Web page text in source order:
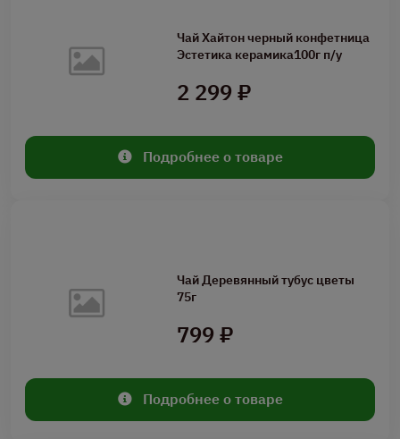
Чай Хайтон черный конфетница
Эстетика керамика100г п/у
2 299 ₽
Подробнее о товаре
Чай Деревянный тубус цветы
75г
799 ₽
Подробнее о товаре